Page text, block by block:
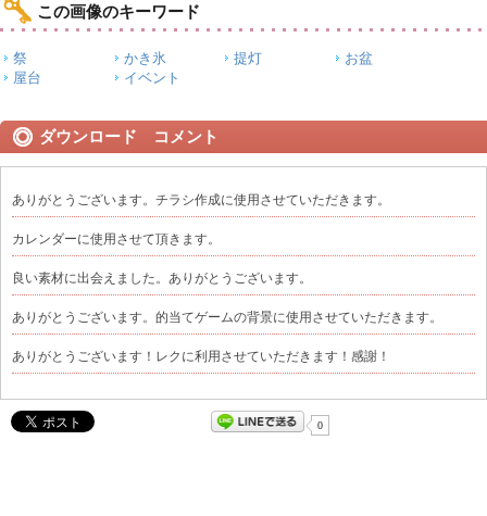
この画像のキーワード
祭 かき氷 提灯
お盆
屋台
イベント
ダウンロード コメント
ありがとうございます。チラシ作成に使用させていただきます。
カレンダーに使用させて頂きます。
良い素材に出会えました。ありがとうございます。
ありがとうございます。的当てゲームの背景に使用させていただきます。
ありがとうございます！レクに利用させていただきます！感謝！
0